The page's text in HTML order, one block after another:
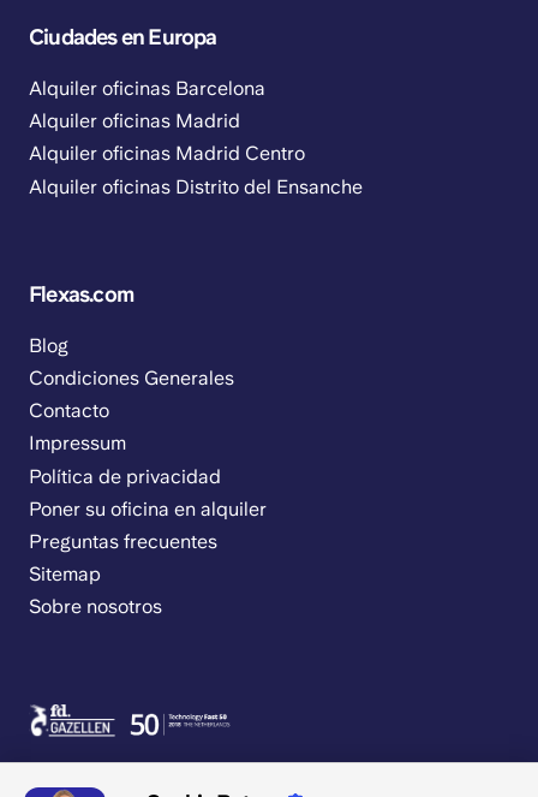
Ciudades en Europa
Alquiler oficinas Barcelona
Alquiler oficinas Madrid
Alquiler oficinas Madrid Centro
Alquiler oficinas Distrito del Ensanche
Flexas.com
Blog
Condiciones Generales
Contacto
Impressum
Política de privacidad
Poner su oficina en alquiler
Preguntas frecuentes
Sitemap
Sobre nosotros